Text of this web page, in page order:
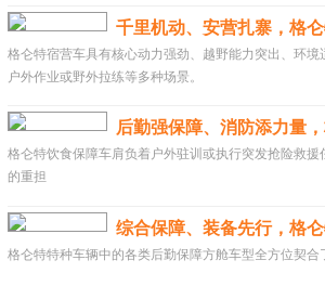
千里机动、安营扎寨，格
格仑特宿营车具有核心动力强劲、越野能力突出、环
户外作业或野外拉练等多种场景。
后勤强保障、消防添力量
格仑特饮食保障车肩负着户外驻训或执行突发抢险救援
的重担
综合保障、装备先行，格
格仑特特种车辆中的各类后勤保障方舱车型全方位契合